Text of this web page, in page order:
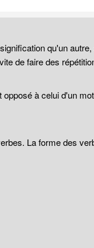
qu'un
de faire des
à celui d'un
La forme des